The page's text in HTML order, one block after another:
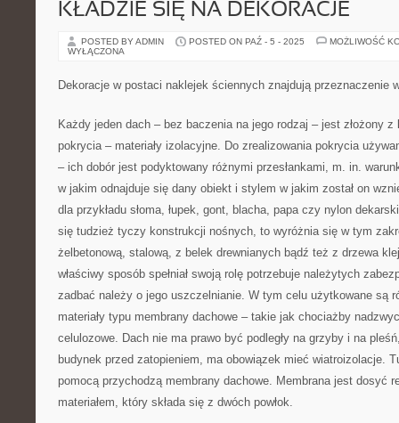
KŁADZIE SIĘ NA DEKORACJE
POSTED BY ADMIN POSTED ON PAŹ - 5 - 2025
MOŻLIWOŚĆ
WYŁĄCZONA
Dekoracje w postaci naklejek ściennych znajdują przeznaczenie
Każdy jeden dach – bez baczenia na jego rodzaj – jest złożony
pokrycia – materiały izolacyjne. Do zrealizowania pokrycia
– ich dobór jest podyktowany różnymi przesłankami, m. in.
w jakim odnajduje się dany obiekt i stylem w jakim został on
dla przykładu słoma, łupek, gont, blacha, papa czy nylon
się tudzież tyczy konstrukcji nośnych, to wyróżnia się w tym
żelbetonową, stalową, z belek drewnianych bądź też z drzewa
właściwy sposób spełniał swoją rolę potrzebuje należytych
zadbać należy o jego uszczelnianie. W tym celu użytkowane są
materiały typu membrany dachowe – takie jak chociażby
celulozowe. Dach nie ma prawo być podległy na grzyby i na
budynek przed zatopieniem, ma obowiązek mieć wiatroizolacje.
pomocą przychodzą membrany dachowe. Membrana jest dosyć
materiałem, który składa się z dwóch powłok.